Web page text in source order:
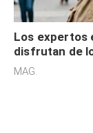
Los expertos
disfrutan de
sensibilidad a
MAG.